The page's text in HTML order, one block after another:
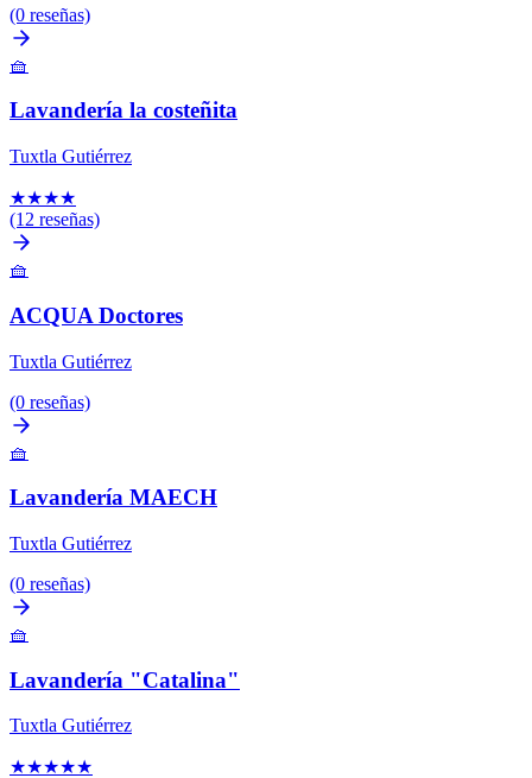
(0 reseñas)
🧺
Lavandería la costeñita
Tuxtla Gutiérrez
★★★★
(12 reseñas)
🧺
ACQUA Doctores
Tuxtla Gutiérrez
(0 reseñas)
🧺
Lavandería MAECH
Tuxtla Gutiérrez
(0 reseñas)
🧺
Lavandería "Catalina"
Tuxtla Gutiérrez
★★★★★